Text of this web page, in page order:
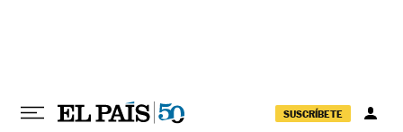
SUSCRÍBETE